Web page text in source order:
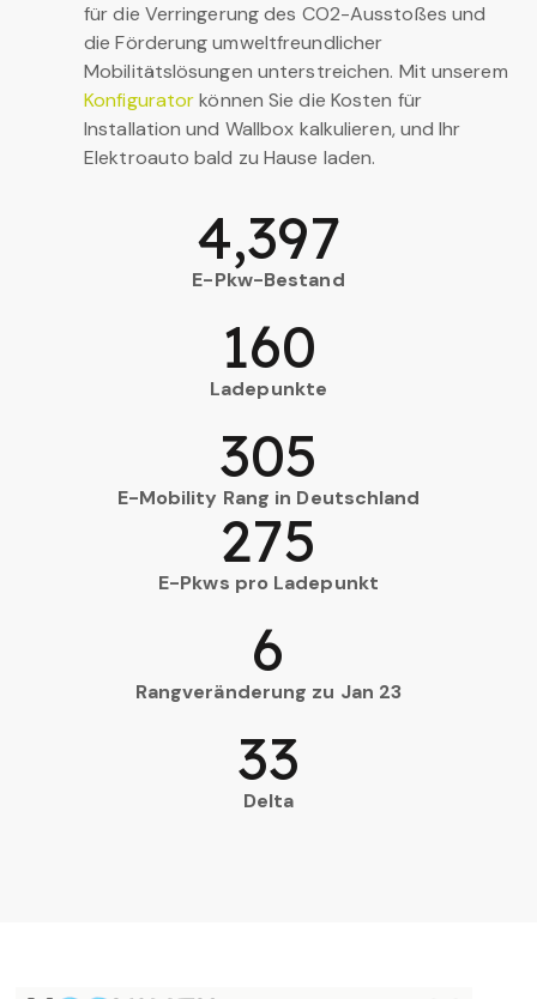
für die Verringerung des CO2-Ausstoßes und
die Förderung umweltfreundlicher
Mobilitätslösungen unterstreichen. Mit unserem
Konfiguratorkönnen Sie die Kosten für
Installation und Wallbox kalkulieren, und Ihr
Elektroauto bald zu Hause laden.
E-Pkw-Bestand
4,397
Ladepunkte
160
E-Mobility Rang in Deutschland
305
E-Pkws pro Ladepunkt
275
Rangveränderung zu Jan 23
6
Delta
33